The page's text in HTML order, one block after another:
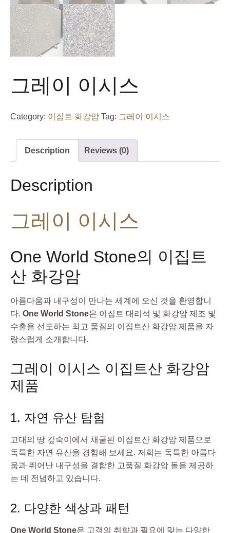
그레이 이시스
Category: 이집트 화강암 Tag: 그레이 이시스
Description Reviews (0)
Description
그레이 이시스
One World Stone의 이집트
산 화강암
아름다움과 내구성이 만나는 세계에 오신 것을 환영합니
다. One World Stone은 이집트 대리석 및 화강암 제조 및
수출을 선도하는 최고 품질의 이집트산 화강암 제품을 자
랑스럽게 소개합니다.
그레이 이시스 이집트산 화강암
제품
1. 자연 유산 탐험
고대의 땅 깊숙이에서 채굴된 이집트산 화강암 제품으로
독특한 자연 유산을 경험해 보세요. 저희는 독특한 아름다
움과 뛰어난 내구성을 결합한 고품질 화강암 돌을 제공하
는 데 전념하고 있습니다.
2. 다양한 색상과 패턴
One World Stone은 고객의 취향과 필요에 맞는 다양한